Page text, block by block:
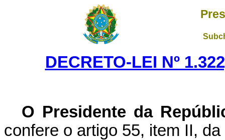
DECRETO-LEI Nº
O Presidente da
confere o artigo 55, item II,